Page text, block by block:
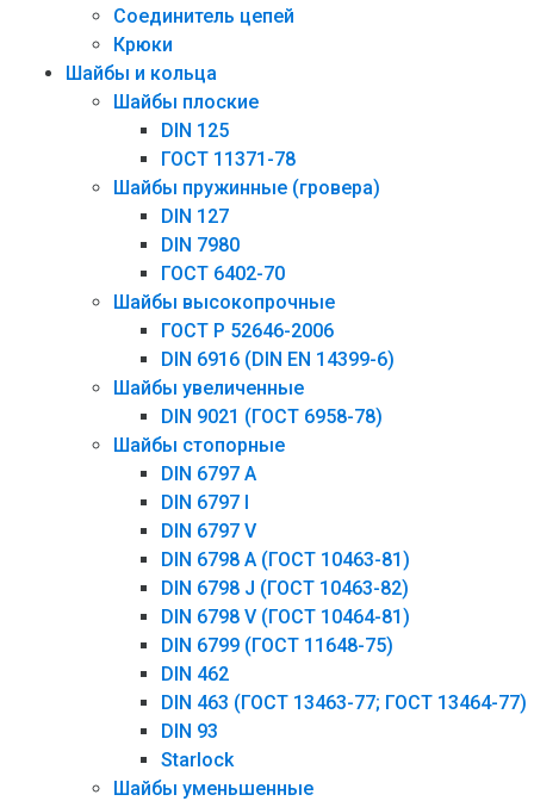
Соединитель цепей
Крюки
Шайбы и кольца
Шайбы плоские
DIN 125
ГОСТ 11371-78
Шайбы пружинные (гровера)
DIN 127
DIN 7980
ГОСТ 6402-70
Шайбы высокопрочные
ГОСТ Р 52646-2006
DIN 6916 (DIN EN 14399-6)
Шайбы увеличенные
DIN 9021 (ГОСТ 6958-78)
Шайбы стопорные
DIN 6797 А
DIN 6797 I
DIN 6797 V
DIN 6798 A (ГОСТ 10463-81)
DIN 6798 J (ГОСТ 10463-82)
DIN 6798 V (ГОСТ 10464-81)
DIN 6799 (ГОСТ 11648-75)
DIN 462
DIN 463 (ГОСТ 13463-77; ГОСТ 13464-77)
DIN 93
Starlock
Шайбы уменьшенные